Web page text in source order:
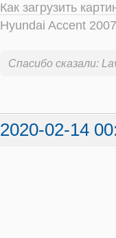
Как загрузить
Hyundai Accent
Спасибо сказали:
2020-02-14